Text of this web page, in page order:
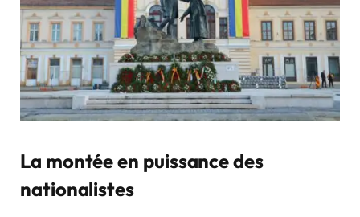
La montée en puissance des
nationalistes